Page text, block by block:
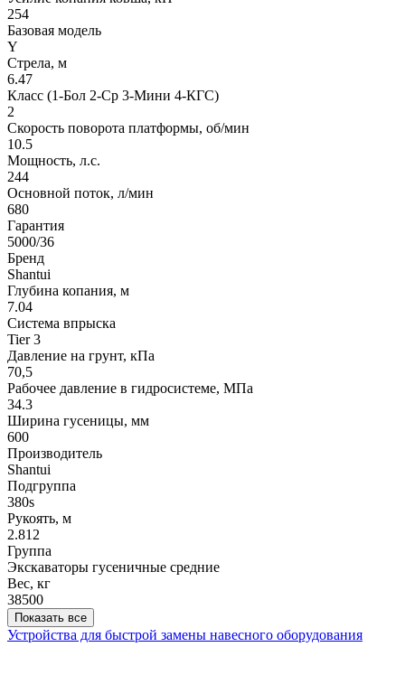
254
Базовая модель
Y
Стрела, м
6.47
Класс (1-Бол 2-Ср 3-Мини 4-КГС)
2
Скорость поворота платформы, об/мин
10.5
Мощность, л.с.
244
Основной поток, л/мин
680
Гарантия
5000/36
Бренд
Shantui
Глубина копания, м
7.04
Система впрыска
Tier 3
Давление на грунт, кПа
70,5
Рабочее давление в гидросистеме, МПа
34.3
Ширина гусеницы, мм
600
Производитель
Shantui
Подгруппа
380s
Рукоять, м
2.812
Группа
Экскаваторы гусеничные средние
Вес, кг
38500
Показать все
Устройства для быстрой замены навесного оборудования